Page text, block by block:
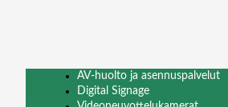
AV-huolto ja asennuspalvelut
Digital Signage